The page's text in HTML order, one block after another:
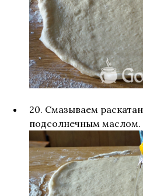
20. Смазываем
подсолнечным маслом.